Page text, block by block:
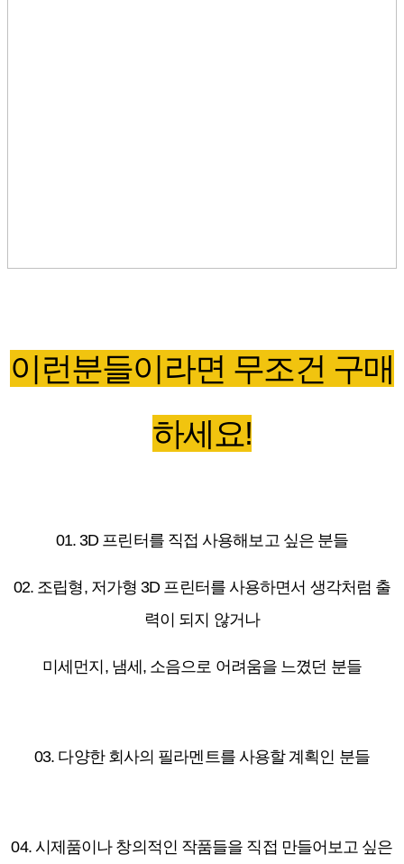
이런분들이라면 무조건 구매
하세요!
01. 3D 프린터를 직접 사용해보고 싶은 분들
02. 조립형, 저가형 3D 프린터를 사용하면서 생각처럼 출
력이 되지 않거나
미세먼지, 냄세, 소음으로 어려움을 느꼈던 분들
03. 다양한 회사의 필라멘트를 사용할 계획인 분들
04. 시제품이나 창의적인 작품들을 직접 만들어보고 싶은